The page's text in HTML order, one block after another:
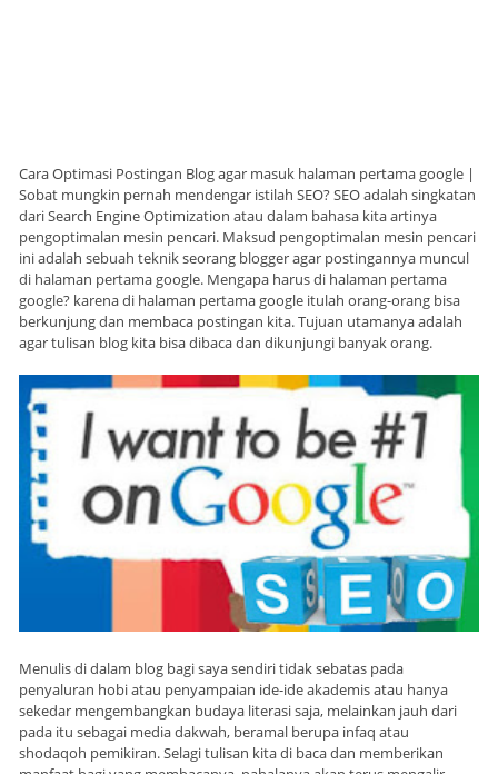
Cara Optimasi Postingan Blog agar masuk halaman pertama google |
Sobat mungkin pernah mendengar istilah SEO? SEO adalah singkatan
dari Search Engine Optimization atau dalam bahasa kita artinya
pengoptimalan mesin pencari. Maksud pengoptimalan mesin pencari
ini adalah sebuah teknik seorang blogger agar postingannya muncul
di halaman pertama google. Mengapa harus di halaman pertama
google? karena di halaman pertama google itulah orang-orang bisa
berkunjung dan membaca postingan kita. Tujuan utamanya adalah
agar tulisan blog kita bisa dibaca dan dikunjungi banyak orang.
Menulis di dalam blog bagi saya sendiri tidak sebatas pada
penyaluran hobi atau penyampaian ide-ide akademis atau hanya
sekedar mengembangkan budaya literasi saja, melainkan jauh dari
pada itu sebagai media dakwah, beramal berupa infaq atau
shodaqoh pemikiran. Selagi tulisan kita di baca dan memberikan